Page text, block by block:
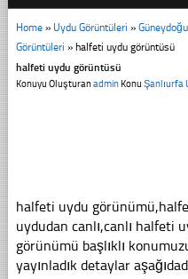
Home» Uydu Görüntüleri »
Görüntüleri » halfeti uydu görüntüsü
halfeti uydu görüntüsü
Konuyu OluşturanadminKonu Şanlıurfa
halfeti uydu
uydudan canlı,canlı halfeti
görünümü başlıklı
yayınladık detaylar